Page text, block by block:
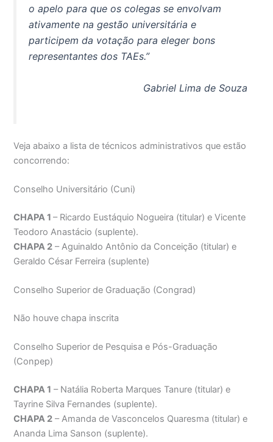
o apelo para que os colegas se envolvam
ativamente na gestão universitária e
participem da votação para eleger bons
representantes dos TAEs.”
Gabriel Lima de Souza
Veja abaixo a lista de técnicos administrativos que estão
concorrendo:
Conselho Universitário (Cuni)
CHAPA 1– Ricardo Eustáquio Nogueira (titular) e Vicente
Teodoro Anastácio (suplente).
CHAPA 2 – Aguinaldo Antônio da Conceição (titular) e
Geraldo César Ferreira (suplente)
Conselho Superior de Graduação (Congrad)
Não houve chapa inscrita
Conselho Superior de Pesquisa e Pós-Graduação
(Conpep)
CHAPA 1 – Natália Roberta Marques Tanure (titular) e
Tayrine Silva Fernandes (suplente).
CHAPA 2 – Amanda de Vasconcelos Quaresma (titular) e
Ananda Lima Sanson (suplente).